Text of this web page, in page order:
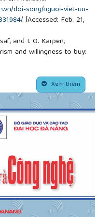
doi-song/nguoi-viet-uu-
[Accessed: Feb. 21,
and I. O. Karpen,
and willingness to buy:
Marketing Review,
Sarwar, K. Farooq, and M.
Role of Demographic
Ethnocentrism and
Review of
Research,
J. Humphrey, “Patriotism,
Ethnocentrism and
OMEE
, vol. 1, no.
doi:
S. Alam, and S. A.
Xem thêm